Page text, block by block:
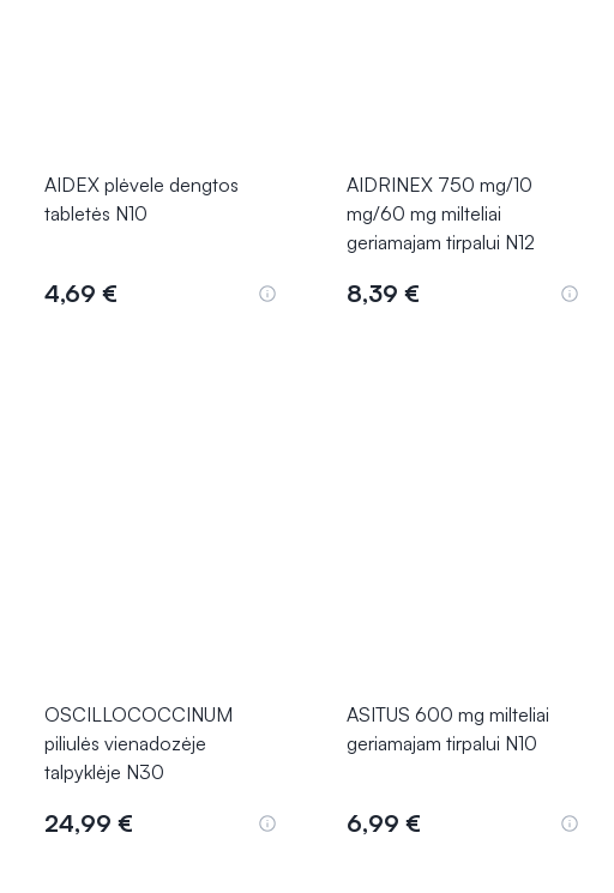
AIDEX plėvele dengtos
tabletės N10
4,69 €
AIDRINEX 750 mg/10
mg/60 mg milteliai
geriamajam tirpalui N12
8,39 €
OSCILLOCOCCINUM
piliulės vienadozėje
talpyklėje N30
24,99 €
ASITUS 600 mg milteliai
geriamajam tirpalui N10
6,99 €